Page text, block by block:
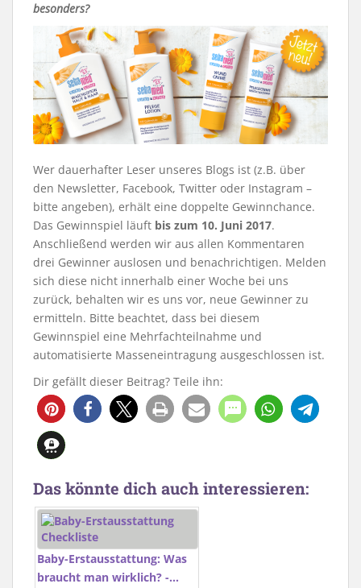
besonders?
Wer dauerhafter Leser unseres Blogs ist (z.B. über
den Newsletter, Facebook, Twitter oder Instagram –
bitte angeben), erhält eine doppelte Gewinnchance.
Das Gewinnspiel läuft bis zum 10. Juni 2017.
Anschließend werden wir aus allen Kommentaren
drei Gewinner auslosen und benachrichtigen. Melden
sich diese nicht innerhalb einer Woche bei uns
zurück, behalten wir es uns vor, neue Gewinner zu
ermitteln. Bitte beachtet, dass bei diesem
Gewinnspiel eine Mehrfachteilnahme und
automatisierte Masseneintragung ausgeschlossen ist.
Dir gefällt dieser Beitrag? Teile ihn:
8
Das könnte dich auch interessieren:
Baby-Erstausstattung: Was
braucht man wirklich? -…